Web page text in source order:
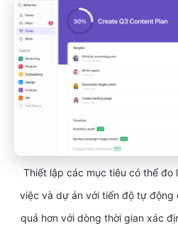
Thiết lập các mục tiêu có thể
việc và dự án với tiến độ tự động
quả hơn với dòng thời gian xác